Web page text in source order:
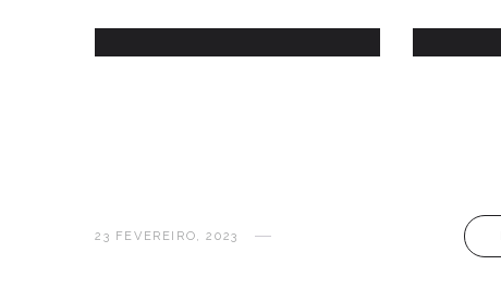
23 FEVEREIRO, 2023